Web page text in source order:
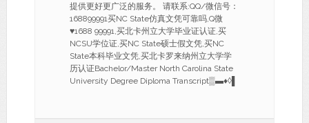
提供更好更广泛的服务。 请联系:QQ/微信号：
168899991买NC State仿真文凭可靠吗,Q微
♥1688 99991,买北卡州立大学毕业证认证,买
NCSU学位证,买NC State硕士假文凭,买NC
State本科毕业文凭,买北卡罗来纳州立大学学
历认证Bachelor/Master North Carolina State
University Degree Diploma Transcript▒▬♦◊▌